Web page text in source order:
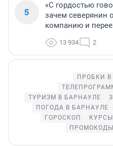
5
«С гордостью
зачем северянин
компанию и
13 934 2
ПРОБКИ
ТУРИЗМ В БАРНАУЛЕ
ПОГОДА В БАРНАУЛЕ
ГОРОСКОП